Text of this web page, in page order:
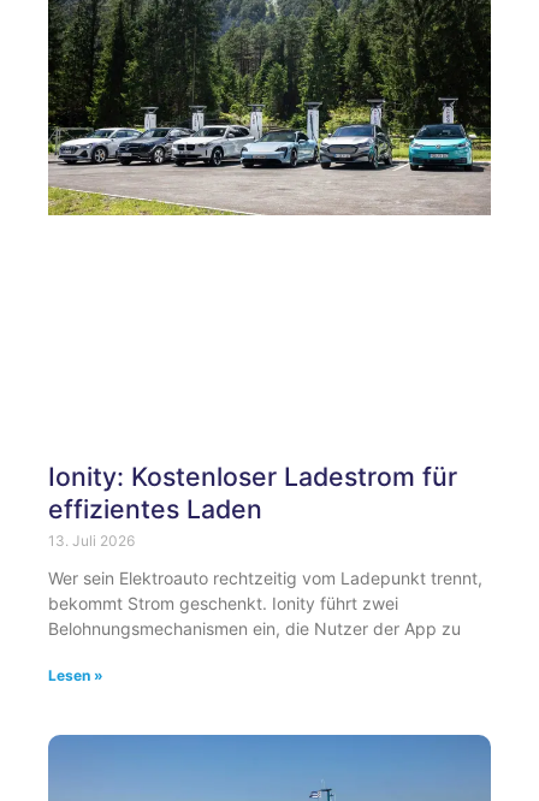
Ionity: Kostenloser Ladestrom für
effizientes Laden
13. Juli 2026
Wer sein Elektroauto rechtzeitig vom Ladepunkt trennt,
bekommt Strom geschenkt. Ionity führt zwei
Belohnungsmechanismen ein, die Nutzer der App zu
Lesen »